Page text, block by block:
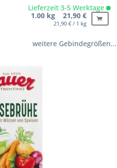
Lieferzeit 3-5 Werktage
1.00 kg 21,90 €
21,90 € / 1 kg
weitere Gebindegrößen...